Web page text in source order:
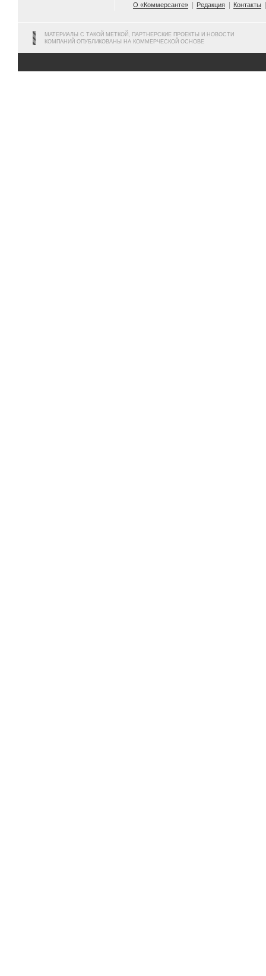
О «Коммерсанте»
Редакция Контакты
МАТЕРИАЛЫ С ТАКОЙ МЕТКОЙ, ПАРТНЕРСКИЕ ПРОЕКТЫ И НОВОСТИ
КОМПАНИЙ ОПУБЛИКОВАНЫ НА КОММЕРЧЕСКОЙ ОСНОВЕ